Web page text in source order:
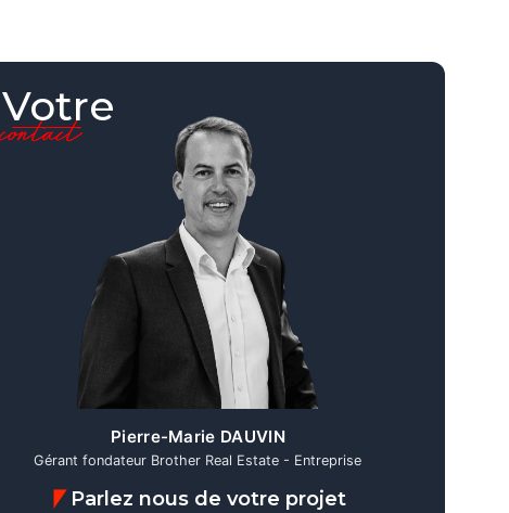
Votre
contact
Pierre-Marie DAUVIN
Gérant fondateur Brother Real Estate - Entreprise
Parlez nous de votre projet